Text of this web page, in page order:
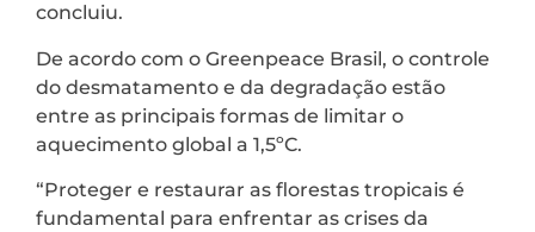
concluiu.
De acordo com o Greenpeace Brasil, o controle
do desmatamento e da degradação estão
entre as principais formas de limitar o
aquecimento global a 1,5ºC.
“Proteger e restaurar as florestas tropicais é
fundamental para enfrentar as crises da